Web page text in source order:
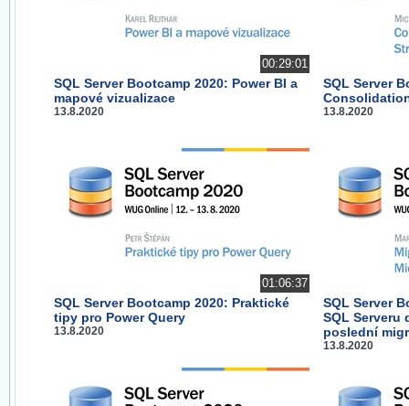
00:29:01
SQL Server Bootcamp 2020: Power BI a
mapové vizualizace
13.8.2020
SQL Server
13.8.2020
01:06:37
SQL Server Bootcamp 2020: Praktické
tipy pro Power Query
13.8.2020
SQL Server
SQL Serveru
poslední
13.8.2020